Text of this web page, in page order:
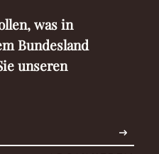
was in
Bundesland
unseren